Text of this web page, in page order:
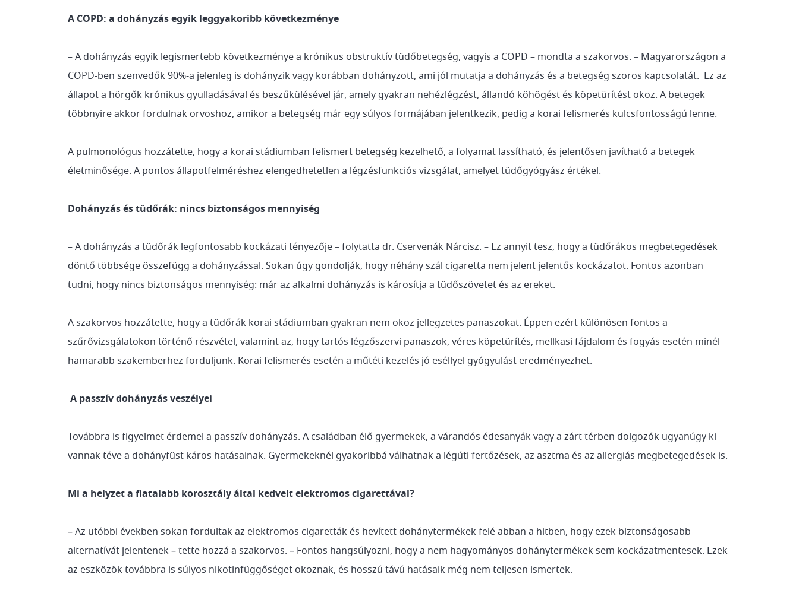
A COPD: a dohányzás egyik leggyakoribb következménye
– A dohányzás egyik legismertebb következménye a krónikus obstruktív tüdőbetegség, vagyis a COPD – mondta a szakorvos. – Magyarországon a
COPD-ben szenvedők 90%-a jelenleg is dohányzik vagy korábban dohányzott, ami jól mutatja a dohányzás és a betegség szoros kapcsolatát. Ez az
állapot a hörgők krónikus gyulladásával és beszűkülésével jár, amely gyakran nehézlégzést, állandó köhögést és köpetürítést okoz. A betegek
többnyire akkor fordulnak orvoshoz, amikor a betegség már egy súlyos formájában jelentkezik, pedig a korai felismerés kulcsfontosságú lenne.
A pulmonológus hozzátette, hogy a korai stádiumban felismert betegség kezelhető, a folyamat lassítható, és jelentősen javítható a betegek
életminősége. A pontos állapotfelméréshez elengedhetetlen a légzésfunkciós vizsgálat, amelyet tüdőgyógyász értékel.
Dohányzás és tüdőrák: nincs biztonságos mennyiség
– A dohányzás a tüdőrák legfontosabb kockázati tényezője – folytatta dr. Cservenák Nárcisz. – Ez annyit tesz, hogy a tüdőrákos megbetegedések
döntő többsége összefügg a dohányzással. Sokan úgy gondolják, hogy néhány szál cigaretta nem jelent jelentős kockázatot. Fontos azonban
tudni, hogy nincs biztonságos mennyiség: már az alkalmi dohányzás is károsítja a tüdőszövetet és az ereket.
A szakorvos hozzátette, hogy a tüdőrák korai stádiumban gyakran nem okoz jellegzetes panaszokat. Éppen ezért különösen fontos a
szűrővizsgálatokon történő részvétel, valamint az, hogy tartós légzőszervi panaszok, véres köpetürítés, mellkasi fájdalom és fogyás esetén minél
hamarabb szakemberhez forduljunk. Korai felismerés esetén a műtéti kezelés jó eséllyel gyógyulást eredményezhet.
A passzív dohányzás veszélyei
Továbbra is figyelmet érdemel a passzív dohányzás. A családban élő gyermekek, a várandós édesanyák vagy a zárt térben dolgozók ugyanúgy ki
vannak téve a dohányfüst káros hatásainak. Gyermekeknél gyakoribbá válhatnak a légúti fertőzések, az asztma és az allergiás megbetegedések is.
Mi a helyzet a fiatalabb korosztály által kedvelt elektromos cigarettával?
– Az utóbbi években sokan fordultak az elektromos cigaretták és hevített dohánytermékek felé abban a hitben, hogy ezek biztonságosabb
alternatívát jelentenek – tette hozzá a szakorvos. – Fontos hangsúlyozni, hogy a nem hagyományos dohánytermékek sem kockázatmentesek. Ezek
az eszközök továbbra is súlyos nikotinfüggőséget okoznak, és hosszú távú hatásaik még nem teljesen ismertek.